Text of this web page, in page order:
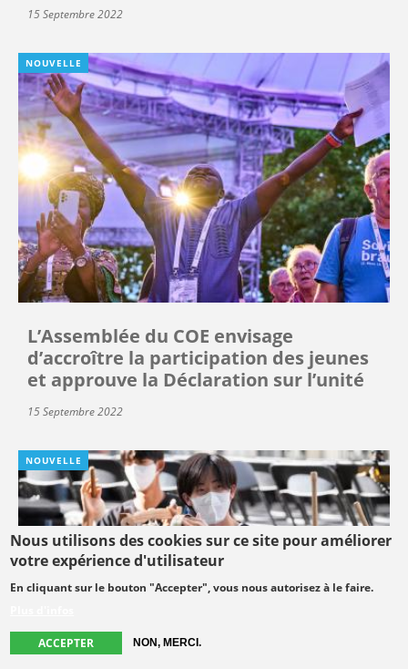
Nous utilisons des cookies sur ce site pour améliorer
votre expérience d'utilisateur
En cliquant sur le bouton "Accepter", vous nous autorisez à le faire.
ACCEPTER NON, MERCI.
15 Septembre 2022
NOUVELLE
L’Assemblée du COE envisage
d’accroître la participation des jeunes
et approuve la Déclaration sur l’unité
15 Septembre 2022
NOUVELLE